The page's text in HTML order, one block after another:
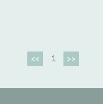
<< 1 >>